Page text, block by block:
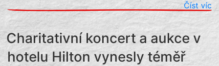
Číst víc
Charitativní koncert a aukce v
hotelu Hilton vynesly téměř